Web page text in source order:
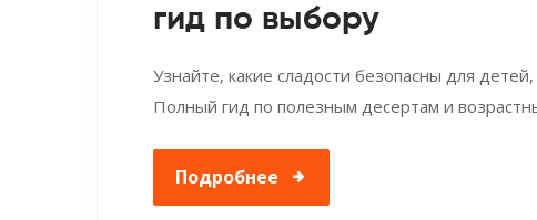
гид по выбору
Узнайте, какие сладости безопасны для
Полный гид по полезным десертам и
Подробнее